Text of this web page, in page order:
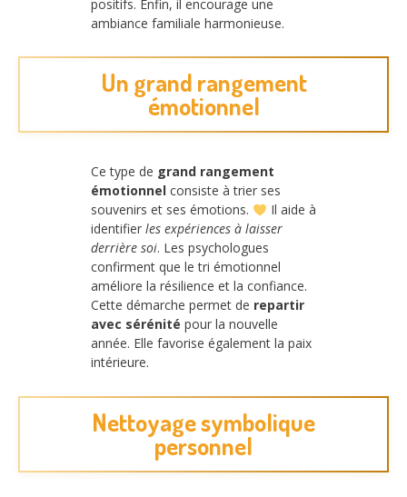
positifs. Enfin, il encourage une
ambiance familiale harmonieuse.
Un grand rangement
émotionnel
Ce type de grand rangement
émotionnel consiste à trier ses
souvenirs et ses émotions.
Il aide à
identifier les expériences à laisser
derrière soi. Les psychologues
confirment que le tri émotionnel
améliore la résilience et la confiance.
Cette démarche permet de repartir
avec sérénité pour la nouvelle
année. Elle favorise également la paix
intérieure.
Nettoyage symbolique
personnel